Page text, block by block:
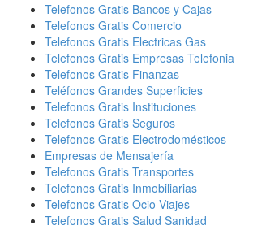
Telefonos Gratis Bancos y Cajas
Telefonos Gratis Comercio
Telefonos Gratis Electricas Gas
Telefonos Gratis Empresas Telefonia
Telefonos Gratis Finanzas
Teléfonos Grandes Superficies
Telefonos Gratis Instituciones
Telefonos Gratis Seguros
Telefonos Gratis Electrodomésticos
Empresas de Mensajería
Telefonos Gratis Transportes
Telefonos Gratis Inmobiliarias
Telefonos Gratis Ocio Viajes
Telefonos Gratis Salud Sanidad